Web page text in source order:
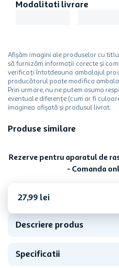
Modalitati livrare
Afișăm imagini ale produselor cu
să furnizăm informații corecte și
verificați întotdeauna ambalajul
producătorul poate modifica
Prin urmare, nu ne putem asuma
eventuale diferențe (cum ar fi
imaginea afișată și produsul livrat.
Produse similare
Aparat de ras pentru
In stoc
7,99lei